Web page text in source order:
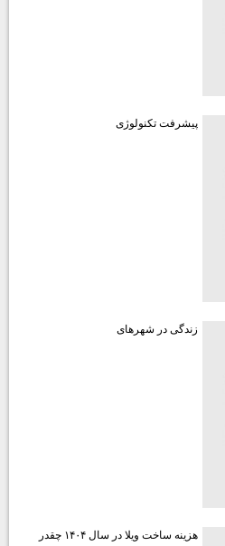
پیشرفت تکنولوژی
زندگی در شهرهای
هزينه ساخت ويلا در سال ۱۴۰۴ چقدر